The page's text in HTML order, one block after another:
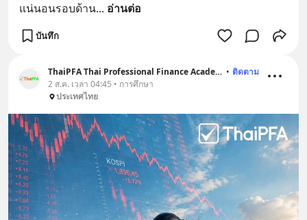
แน่นอนรอบด้าน... อ่านต่อ
บันทึก
ThaiPFA Thai Professional Finance Academy • ติดตาม
2 ส.ค. เวลา 04:45 • การศึกษา
ประเทศไทย